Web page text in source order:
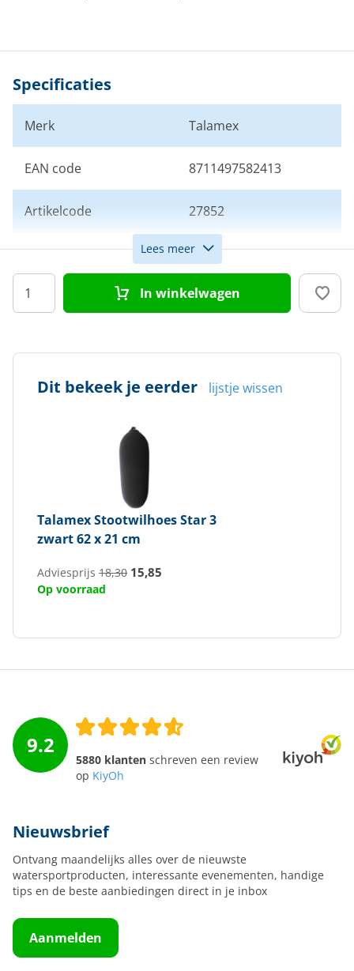
Specificaties
Merk Talamex
EAN code 8711497582413
Artikelcode 27852
Kleur Zwart
Afmeting 21x 62 cm
Lees meer
In winkelwagen
Dit bekeek je eerder lijstje wissen
TalamexStootwilhoes Star 3
zwart 62 x 21 cm
Adviesprijs 18,30 15,85
Op voorraad
9.2
5880 klanten schreven een review
op KiyOh
Nieuwsbrief
Ontvang maandelijks alles over de nieuwste
watersportproducten, interessante evenementen, handige
tips en de beste aanbiedingen direct in je inbox
Aanmelden